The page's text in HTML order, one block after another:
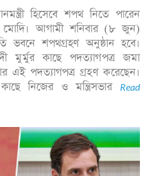
হিসেবে শপথ নিতে পারেন
মোদি। আগামী শনিবার (৮ জুন)
ভবনে শপথগ্রহণ অনুষ্ঠান হবে।
মুর্মুর কাছে পদত্যাগপত্র জমা
এই পদত্যাগপত্র গ্রহণ করেছেন।
নিজের ও মন্ত্রিসভার Read